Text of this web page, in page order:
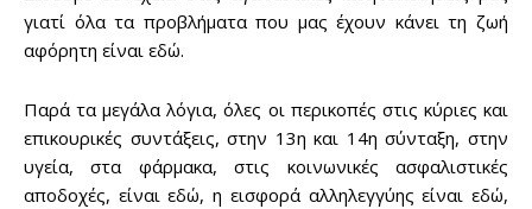
γιατί όλα τα προβλήματα που μας έχουν κάνει τη ζωή
αφόρητη είναι εδώ.
Παρά τα μεγάλα λόγια, όλες οι περικοπές στις κύριες και
επικουρικές συντάξεις, στην 13η και 14η σύνταξη, στην
υγεία, στα φάρμακα, στις κοινωνικές ασφαλιστικές
αποδοχές, είναι εδώ, η εισφορά αλληλεγγύης είναι εδώ,